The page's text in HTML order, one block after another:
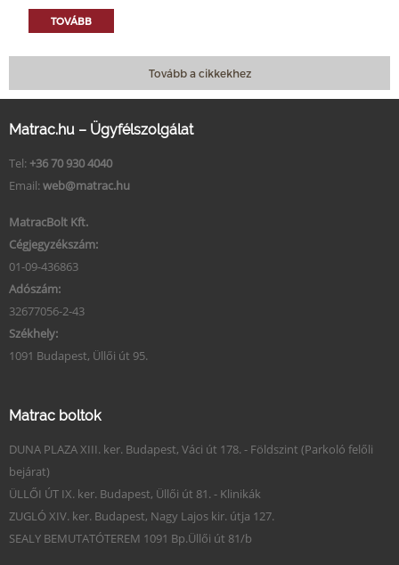
TOVÁBB
Tovább a cikkekhez
Matrac.hu – Ügyfélszolgálat
Tel: +36 70 930 4040
Email: web@matrac.hu
MatracBolt Kft.
Cégjegyzékszám:
01-09-436863
Adószám:
32677056-2-43
Székhely:
1091 Budapest, Üllői út 95.
Matrac boltok
DUNA PLAZA XIII. ker. Budapest, Váci út 178. - Földszint (Parkoló felőli
bejárat)
ÜLLŐI ÚT IX. ker. Budapest, Üllői út 81. - Klinikák
ZUGLÓ XIV. ker. Budapest, Nagy Lajos kir. útja 127.
SEALY BEMUTATÓTEREM 1091 Bp.Üllői út 81/b